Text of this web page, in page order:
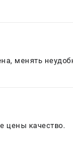
менять
цены качество.